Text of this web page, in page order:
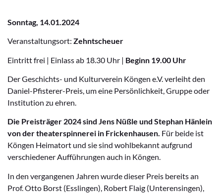
Sonntag, 14.01.2024
Veranstaltungsort: Zehntscheuer
Eintritt frei | Einlass ab 18.30 Uhr | Beginn 19.00 Uhr
Der Geschichts- und Kulturverein Köngen e.V. verleiht den
Daniel-Pfisterer-Preis, um eine Persönlichkeit, Gruppe oder
Institution zu ehren.
Die Preisträger 2024 sind Jens Nüßle und Stephan Hänlein
von der theaterspinnerei in Frickenhausen. Für beide ist
Köngen Heimatort und sie sind wohlbekannt aufgrund
verschiedener Aufführungen auch in Köngen.
In den vergangenen Jahren wurde dieser Preis bereits an
Prof. Otto Borst (Esslingen), Robert Flaig (Unterensingen),